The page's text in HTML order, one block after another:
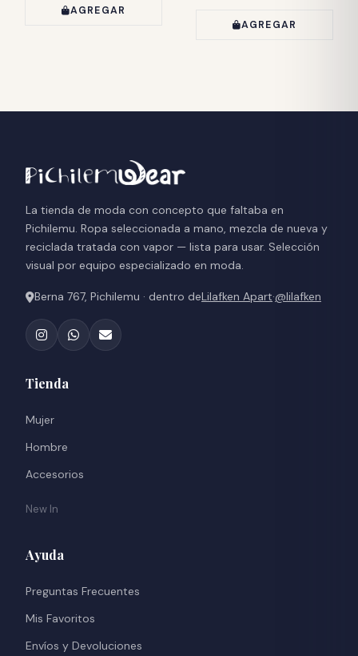
AGREGAR
AGREGAR
La tienda de moda con concepto que faltaba en
Pichilemu. Ropa seleccionada a mano, mezcla de nueva y
reciclada tratada con vapor — lista para usar. Selección
visual por equipo especializado en moda.
Berna 767, Pichilemu · dentro deLilafken Apart·@lilafken
Tienda
Mujer
Hombre
Accesorios
New In
Ayuda
Preguntas Frecuentes
Mis Favoritos
Envíos y Devoluciones